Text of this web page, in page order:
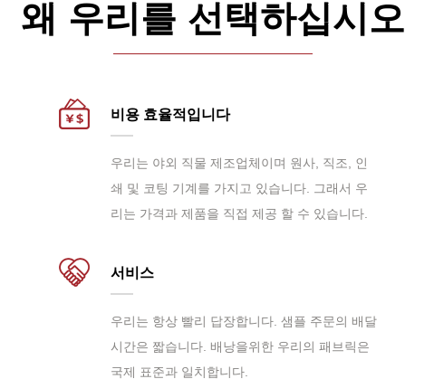
왜 우리를 선택하십시오
비용 효율적입니다
우리는 야외 직물 제조업체이며 원사, 직조, 인
쇄 및 코팅 기계를 가지고 있습니다. 그래서 우
리는 가격과 제품을 직접 제공 할 수 있습니다.
서비스
우리는 항상 빨리 답장합니다. 샘플 주문의 배달
시간은 짧습니다. 배낭을위한 우리의 패브릭은
국제 표준과 일치합니다.